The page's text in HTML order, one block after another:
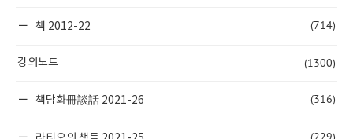
책 2012-22 (714)
강의노트 (1300)
책담화冊談話 2021-26 (316)